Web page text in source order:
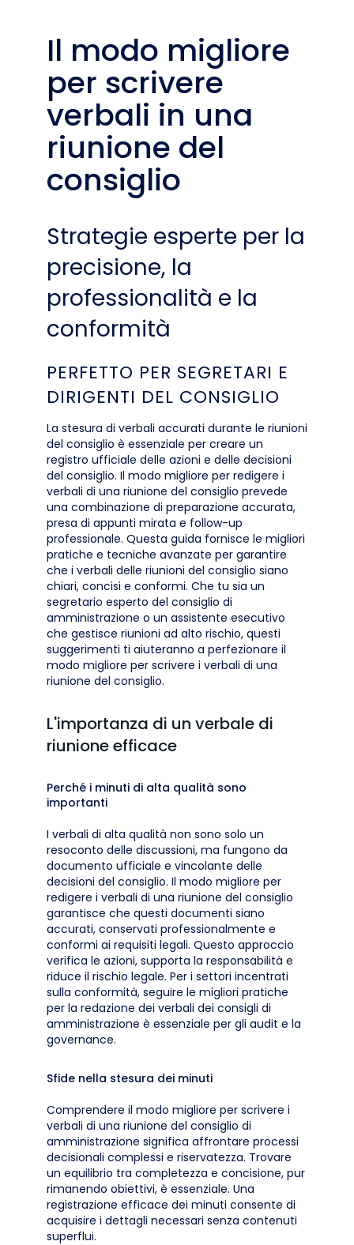
Il modo migliore
per scrivere
verbali in una
riunione del
consiglio
Strategie esperte per la
precisione, la
professionalità e la
conformità
PERFETTO PER SEGRETARI E
DIRIGENTI DEL CONSIGLIO
La stesura di verbali accurati durante le riunioni
del consiglio è essenziale per creare un
registro ufficiale delle azioni e delle decisioni
del consiglio. Il modo migliore per redigere i
verbali di una riunione del consiglio prevede
una combinazione di preparazione accurata,
presa di appunti mirata e follow-up
professionale. Questa guida fornisce le migliori
pratiche e tecniche avanzate per garantire
che i verbali delle riunioni del consiglio siano
chiari, concisi e conformi. Che tu sia un
segretario esperto del consiglio di
amministrazione o un assistente esecutivo
che gestisce riunioni ad alto rischio, questi
suggerimenti ti aiuteranno a perfezionare il
modo migliore per scrivere i verbali di una
riunione del consiglio.
L'importanza di un verbale di
riunione efficace
Perché i minuti di alta qualità sono
importanti
I verbali di alta qualità non sono solo un
resoconto delle discussioni, ma fungono da
documento ufficiale e vincolante delle
decisioni del consiglio. Il modo migliore per
redigere i verbali di una riunione del consiglio
garantisce che questi documenti siano
accurati, conservati professionalmente e
conformi ai requisiti legali. Questo approccio
verifica le azioni, supporta la responsabilità e
riduce il rischio legale. Per i settori incentrati
sulla conformità, seguire le migliori pratiche
per la redazione dei verbali dei consigli di
amministrazione è essenziale per gli audit e la
governance.
Sfide nella stesura dei minuti
Comprendere il modo migliore per scrivere i
verbali di una riunione del consiglio di
amministrazione significa affrontare processi
decisionali complessi e riservatezza. Trovare
un equilibrio tra completezza e concisione, pur
rimanendo obiettivi, è essenziale. Una
registrazione efficace dei minuti consente di
acquisire i dettagli necessari senza contenuti
superflui.